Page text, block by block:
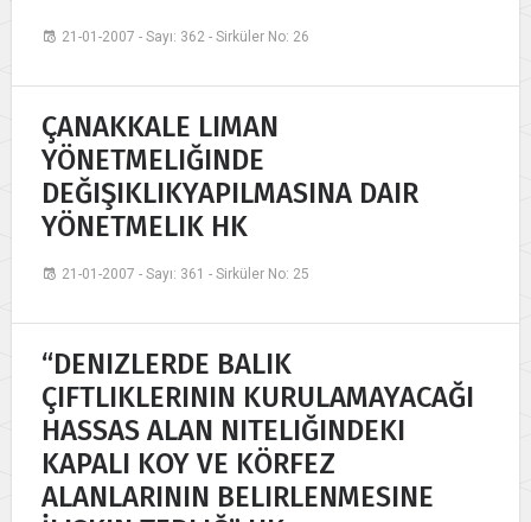
21-01-2007 - Sayı: 362 - Sirküler No: 26
ÇANAKKALE LIMAN
YÖNETMELIĞINDE
DEĞIŞIKLIKYAPILMASINA DAIR
YÖNETMELIK HK
21-01-2007 - Sayı: 361 - Sirküler No: 25
“DENIZLERDE BALIK
ÇIFTLIKLERININ KURULAMAYACAĞI
HASSAS ALAN NITELIĞINDEKI
KAPALI KOY VE KÖRFEZ
ALANLARININ BELIRLENMESINE